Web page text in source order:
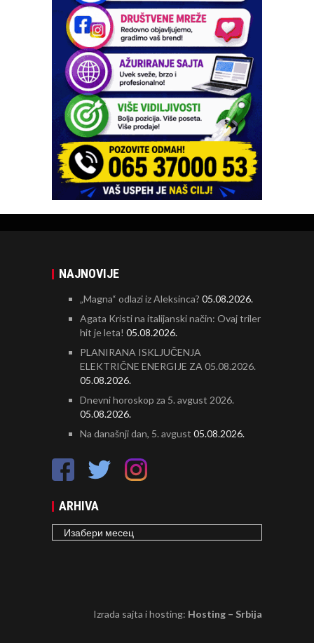
NAJNOVIJE
„Magna“ odlazi iz Aleksinca? 05.08.2026.
Agata Kristi na italijanski način: Ovaj triler
hit je leta! 05.08.2026.
PLANIRANA ISKLJUČENJA
ELEKTRIČNE ENERGIJE ZA 05.08.2026.
05.08.2026.
Dnevni horoskop za 5. avgust 2026.
05.08.2026.
Na današnji dan, 5. avgust 05.08.2026.
ARHIVA
ARHIVA
Izrada sajta i hosting: Hosting – Srbija